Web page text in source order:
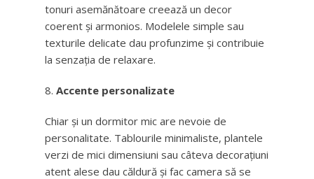
tonuri asemănătoare creează un decor
coerent și armonios. Modelele simple sau
texturile delicate dau profunzime și contribuie
la senzația de relaxare.
Accente personalizate
Chiar și un dormitor mic are nevoie de
personalitate. Tablourile minimaliste, plantele
verzi de mici dimensiuni sau câteva decorațiuni
atent alese dau căldură și fac camera să se